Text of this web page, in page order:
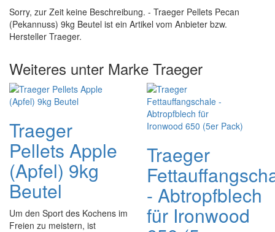
Sorry, zur Zeit keine Beschreibung. - Traeger Pellets Pecan
(Pekannuss) 9kg Beutel ist ein Artikel vom Anbieter bzw.
Hersteller Traeger.
Weiteres unter Marke Traeger
Traeger
Pellets Apple
(Apfel) 9kg
Beutel
Um den Sport des Kochens im
Freien zu meistern, ist
Traeger
- Abtropfblech
für Ironwood